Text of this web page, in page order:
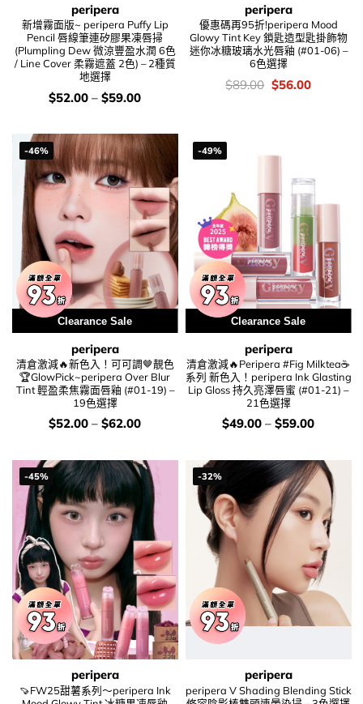
peripera
新增霧面版~ peripera Puffy Lip
Pencil 唇線筆連矽膠果凍唇掃
(Plumpling Dew 微涼豐盈水潤 6色
/ Line Cover 柔霧遮蓋 2色) – 2種質
地選擇
價
錢：
$52.00 – $59.00
peripera
優惠碼再95折!peripera Mood
Glowy Tint Key 鎖匙造型匙掛飾物
迷你冰糖玻璃水光唇釉 (#01-06) –
6色選擇
價
錢：
$89.00 Original
price
$56.00Current
-46%
Clearance Sale
peripera
清倉激減🔥新色入！可可調🤎靚色
🏆GlowPick~peripera Over Blur
Tint 輕盈柔焦霧面唇釉 (#01-19) –
19色選擇
價
$52.00 – $62.00
-49%
Clearance Sale
peripera
清倉激減🔥Peripera #Fig Milktea☕️
系列 新色入！peripera Ink Glasting
Lip Gloss 持久亮澤唇蜜 (#01-21) –
21色選擇
價
$49.00 – $59.00
-45%
peripera
🍠FW25甜薯系列～peripera Ink
-32%
peripera
peripera V Shading Blending Stick